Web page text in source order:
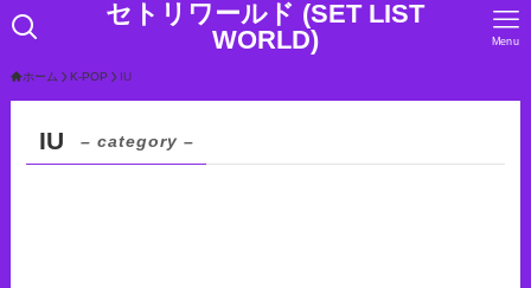
セトリワールド (SET LIST
WORLD)
Menu
ホーム K-POP IU
IU – category –